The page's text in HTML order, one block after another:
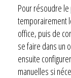
Pour résoudre
temporairement
office, puis de
se faire dans un
ensuite
manuelles si